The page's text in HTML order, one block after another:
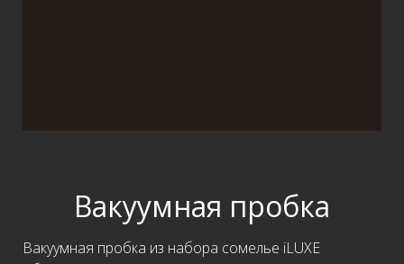
Вакуумная пробка
Вакуумная пробка из набора сомелье iLUXE